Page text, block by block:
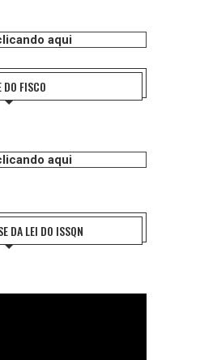
aqui
DO FISCO
aqui
DA LEI DO ISSQN